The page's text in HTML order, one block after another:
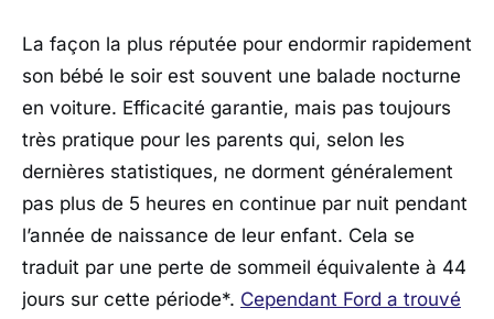
La façon la plus réputée pour endormir rapidement
son bébé le soir est souvent une balade nocturne
en voiture. Efficacité garantie, mais pas toujours
très pratique pour les parents qui, selon les
dernières statistiques, ne dorment généralement
pas plus de 5 heures en continue par nuit pendant
l’année de naissance de leur enfant. Cela se
traduit par une perte de sommeil équivalente à 44
jours sur cette période*. Cependant Ford a trouvé